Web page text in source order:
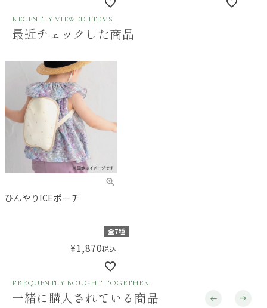
RECENTLY VIEWED ITEMS
最近チェックした商品
ひんやりICEポーチ
全7種
¥1,870税込
FREQUENTLY BOUGHT TOGETHER
一緒に購入されている商品